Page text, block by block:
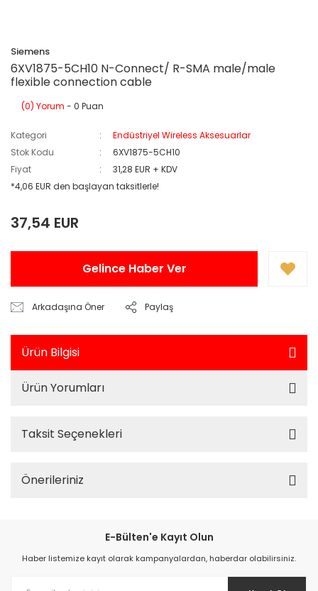
Siemens
6XV1875-5CH10 N-Connect/ R-SMA male/male
flexible connection cable
(0) Yorum - 0 Puan
Kategori
Endüstriyel Wireless Aksesuarlar
Stok Kodu
6XV1875-5CH10
Fiyat
31,28 EUR + KDV
*4,06 EUR den başlayan taksitlerle!
37,54 EUR
Gelince Haber Ver
Arkadaşına Öner Paylaş
Ürün Bilgisi
Ürün Yorumları
Taksit Seçenekleri
Önerileriniz
E-Bülten'e Kayıt Olun
Haber listemize kayıt olarak kampanyalardan, haberdar olabilirsiniz.